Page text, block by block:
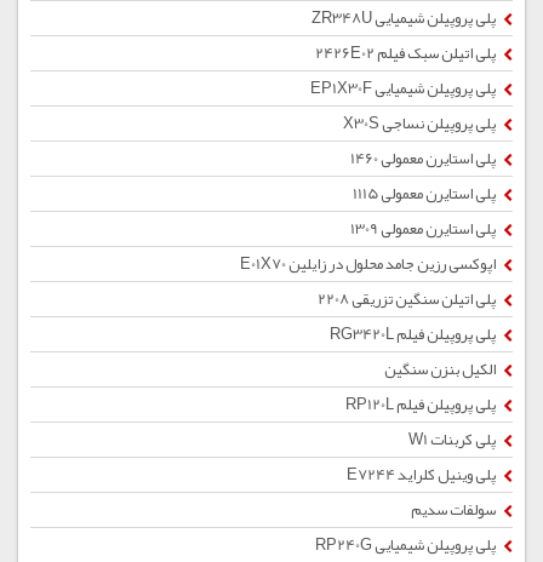
پلی پروپیلن شیمیایی ZR348U
پلی اتیلن سبک فیلم 2426E02
پلی پروپیلن شیمیایی EP1X30F
پلی پروپیلن نساجی X30S
پلی استایرن معمولی 1460
پلی استایرن معمولی 1115
پلی استایرن معمولی 1309
اپوکسی رزین جامد محلول در زایلین E01X70
پلی اتیلن سنگین تزریقی 2208
پلی پروپیلن فیلم RG3420L
الکیل بنزن سنگین
پلی پروپیلن فیلم RP120L
پلی کربنات W1
پلی وینیل کلراید E7244
سولفات سدیم
پلی پروپیلن شیمیایی RP240G